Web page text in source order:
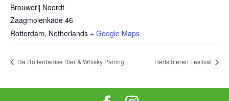
Brouwerij Noordt
Zaagmolenkade 46
Rotterdam, Netherlands + Google Maps
De Rotterdamse Bier & Whisky Pairing Herfstbieren Festival